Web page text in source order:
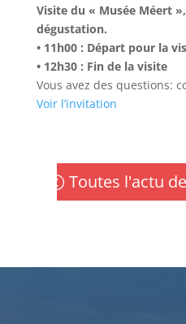
Visite du « Musée Méert
dégustation.
• 11h00 : Départ pour la
• 12h30 : Fin de la visite
Vous avez des questions:
Voir l’invitation
Toutes l'actu